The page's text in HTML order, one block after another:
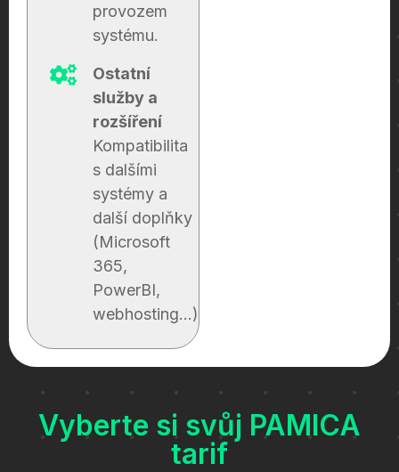
provozem
systému.
Ostatní
služby a
rozšíření
Kompatibilita
s dalšími
systémy a
další doplňky
(Microsoft
365,
PowerBI,
webhosting...)
Vyberte si svůj PAMICA
tarif